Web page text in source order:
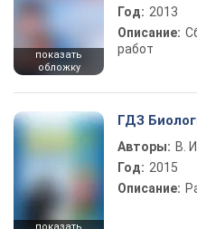
показать
обложку
Год: 2013
Описание:
работ
ГДЗ
Авторы: В.
Год: 2015
Описание: